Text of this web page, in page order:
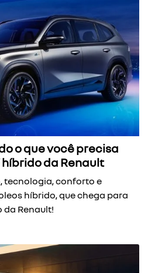
o que você precisa
híbrido da Renault
tecnologia, conforto e
híbrido, que chega para
Renault!